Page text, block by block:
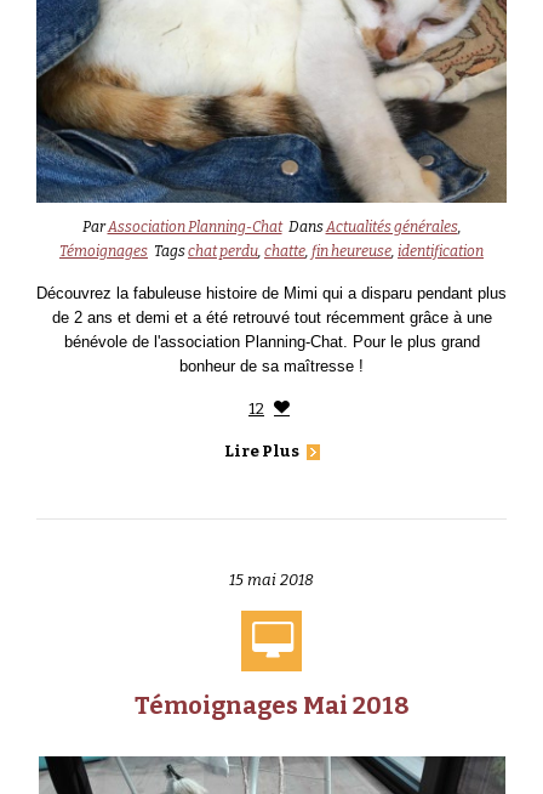
ParAssociation Planning-Chat DansActualités générales,
Témoignages Tagschat perdu, chatte, fin heureuse, identification
Découvrez la fabuleuse histoire de Mimi qui a disparu pendant plus
de 2 ans et demi et a été retrouvé tout récemment grâce à une
bénévole de l'association Planning-Chat. Pour le plus grand
bonheur de sa maîtresse !
12
Lire Plus
15 mai 2018
Témoignages Mai 2018